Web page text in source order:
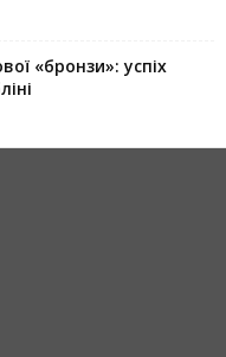
«бронзи»: успіх